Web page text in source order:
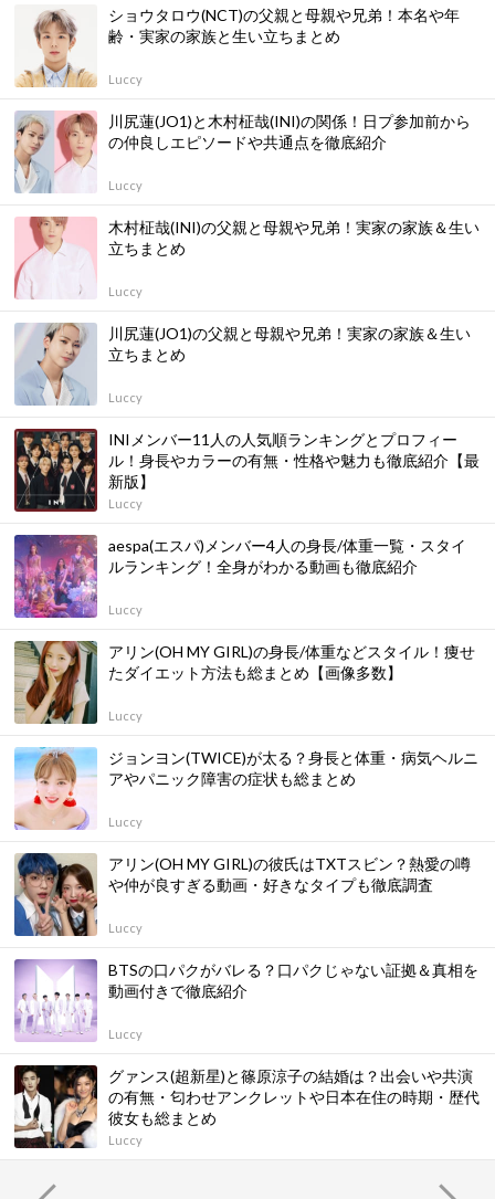
ショウタロウ(NCT)の父親と母親や兄弟！本名や年
齢・実家の家族と生い立ちまとめ
Luccy
川尻蓮(JO1)と木村柾哉(INI)の関係！日プ参加前から
の仲良しエピソードや共通点を徹底紹介
Luccy
木村柾哉(INI)の父親と母親や兄弟！実家の家族＆生い
立ちまとめ
Luccy
川尻蓮(JO1)の父親と母親や兄弟！実家の家族＆生い
立ちまとめ
Luccy
INIメンバー11人の人気順ランキングとプロフィー
ル！身長やカラーの有無・性格や魅力も徹底紹介【最
新版】
Luccy
aespa(エスパ)メンバー4人の身長/体重一覧・スタイ
ルランキング！全身がわかる動画も徹底紹介
Luccy
アリン(OH MY GIRL)の身長/体重などスタイル！痩せ
たダイエット方法も総まとめ【画像多数】
Luccy
ジョンヨン(TWICE)が太る？身長と体重・病気ヘルニ
アやパニック障害の症状も総まとめ
Luccy
アリン(OH MY GIRL)の彼氏はTXTスビン？熱愛の噂
や仲が良すぎる動画・好きなタイプも徹底調査
Luccy
BTSの口パクがバレる？口パクじゃない証拠＆真相を
動画付きで徹底紹介
Luccy
グァンス(超新星)と篠原涼子の結婚は？出会いや共演
の有無・匂わせアンクレットや日本在住の時期・歴代
彼女も総まとめ
Luccy